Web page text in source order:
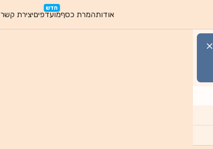
אודותהמרת כסף
חדש
מועדפיםיצירת קשר